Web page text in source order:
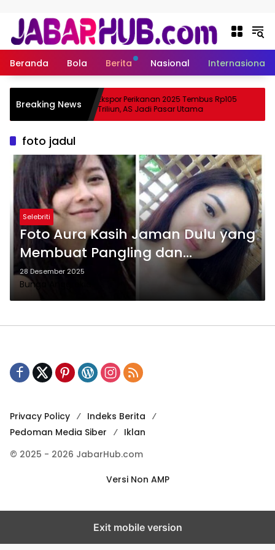
Beranda Bola Berita Nasional Internasional
Breaking News
Suzuki?
Ekspor Perikanan 2025 Tembus Rp105
Triliun, AS Jadi Pasar Utama
foto jadul
Selebriti
Foto Aura Kasih Jaman Dulu yang
Membuat Pangling dan
Menggugah Rasa Rindu
28 Desember 2025
Bunga Anggrekia
Privacy Policy
Indeks Berita
Pedoman Media Siber
Iklan
© 2025 - 2026 JabarHub.com
Versi Non AMP
Exit mobile version